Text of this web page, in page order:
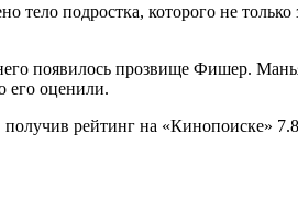
тело подростка, которого не
появилось прозвище Фишер.
его оценили.
рейтинг на «Кинопоиске»